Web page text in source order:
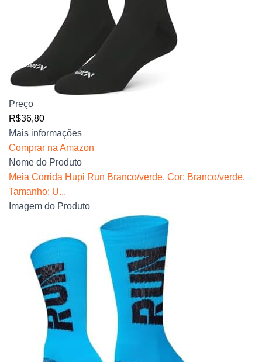
Preço
R$36,80
Mais informações
Comprar na Amazon
Nome do Produto
Meia Corrida Hupi Run Branco/verde, Cor: Branco/verde,
Tamanho: U...
Imagem do Produto